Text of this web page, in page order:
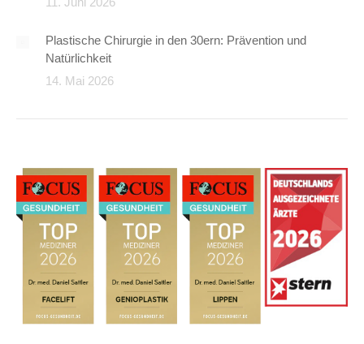
Plastische Chirurgie in den 30ern: Prävention und
Natürlichkeit
14. Mai 2026